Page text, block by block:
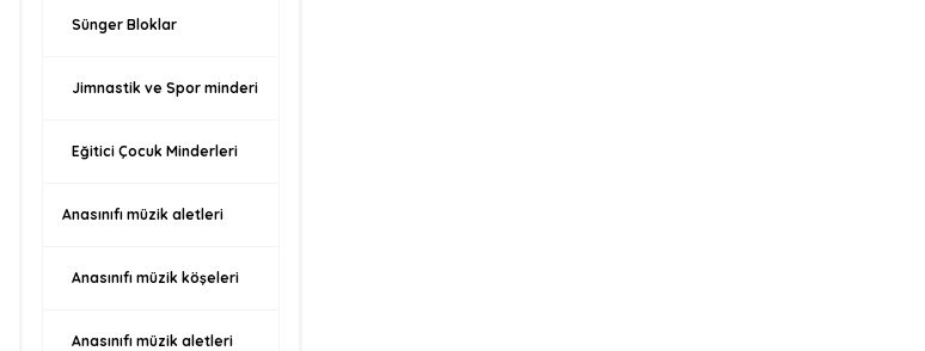
Sünger Bloklar
Jimnastik ve Spor minderi
Eğitici Çocuk Minderleri
Anasınıfı müzik aletleri
Anasınıfı müzik köşeleri
Anasınıfı müzik aletleri